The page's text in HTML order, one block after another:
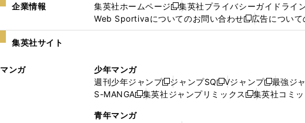
企業情報 集英社ホームページ
新
し
い
ド
ウ
集英社プライバシーガイドライ
Web Sportivaについてのお問い合わせ
新
し
ン
ド
広告につい
集英社サイト
マンガ
少年マンガ
週刊少年ジャンプ
新
し
ジャンプSQ
新
し
Vジャンプ
新
し
最強ジ
S-MANGA
新
い
集英社ジャンプリミックス
新
集英社コミ
青年マンガ